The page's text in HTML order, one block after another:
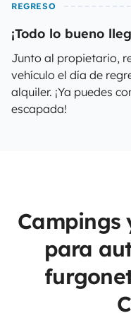
REGRESO
¡Todo lo bueno
Junto al propietario,
vehículo el día de
alquiler. ¡Ya puedes
escapada!
Campings
para